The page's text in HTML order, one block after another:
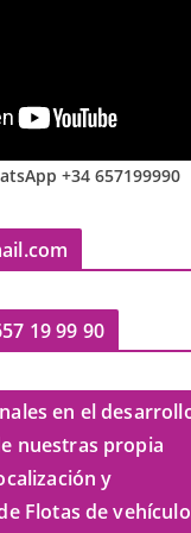
+34 657199990
19 99 90
en el
nuestras propia
y
Flotas de